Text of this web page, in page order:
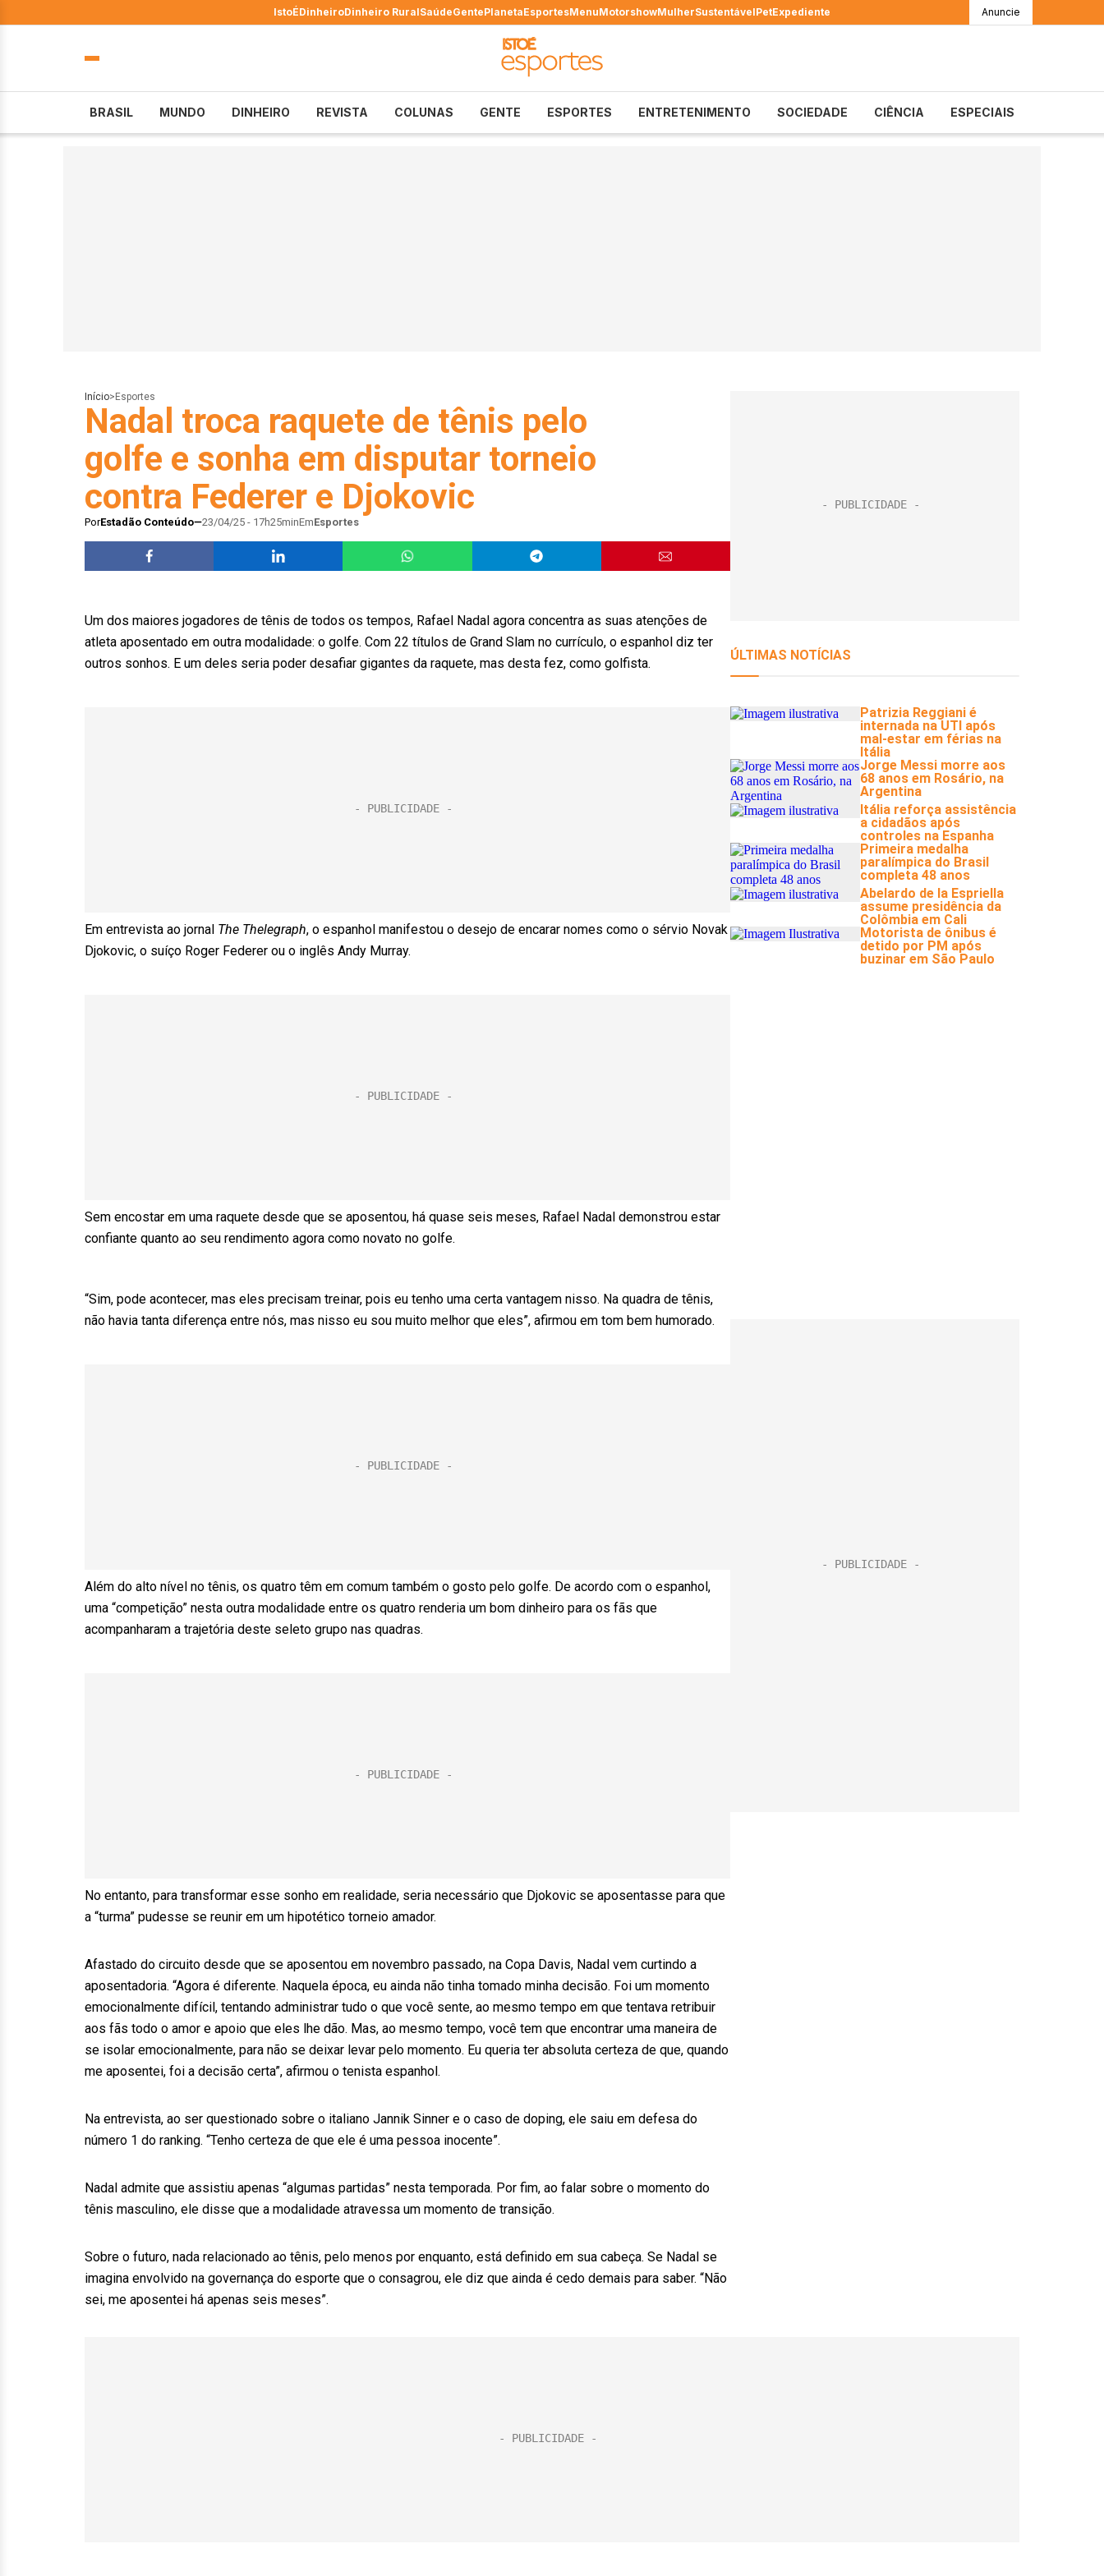
IstoÉDinheiroDinheiro RuralSaúdeGentePlanetaEsportesMenuMotorshowMulherSustentávelPetExpediente Anuncie
BRASIL MUNDO DINHEIRO REVISTA COLUNAS GENTE ESPORTES ENTRETENIMENTO SOCIEDADE CIÊNCIA ESPECIAIS
Início> Esportes
Nadal troca raquete de tênis pelo
golfe e sonha em disputar torneio
contra Federer e Djokovic
PorEstadão Conteúdo 23/04/25 - 17h25minEmEsportes
Um dos maiores jogadores de tênis de todos os tempos, Rafael Nadal agora concentra as suas atenções de
atleta aposentado em outra modalidade: o golfe. Com 22 títulos de Grand Slam no currículo, o espanhol diz ter
outros sonhos. E um deles seria poder desafiar gigantes da raquete, mas desta fez, como golfista.
Em entrevista ao jornal The Thelegraph, o espanhol manifestou o desejo de encarar nomes como o sérvio Novak
Djokovic, o suíço Roger Federer ou o inglês Andy Murray.
Sem encostar em uma raquete desde que se aposentou, há quase seis meses, Rafael Nadal demonstrou estar
confiante quanto ao seu rendimento agora como novato no golfe.
“Sim, pode acontecer, mas eles precisam treinar, pois eu tenho uma certa vantagem nisso. Na quadra de tênis,
não havia tanta diferença entre nós, mas nisso eu sou muito melhor que eles”, afirmou em tom bem humorado.
Além do alto nível no tênis, os quatro têm em comum também o gosto pelo golfe. De acordo com o espanhol,
uma “competição” nesta outra modalidade entre os quatro renderia um bom dinheiro para os fãs que
acompanharam a trajetória deste seleto grupo nas quadras.
No entanto, para transformar esse sonho em realidade, seria necessário que Djokovic se aposentasse para que
a “turma” pudesse se reunir em um hipotético torneio amador.
Afastado do circuito desde que se aposentou em novembro passado, na Copa Davis, Nadal vem curtindo a
aposentadoria. “Agora é diferente. Naquela época, eu ainda não tinha tomado minha decisão. Foi um momento
emocionalmente difícil, tentando administrar tudo o que você sente, ao mesmo tempo em que tentava retribuir
aos fãs todo o amor e apoio que eles lhe dão. Mas, ao mesmo tempo, você tem que encontrar uma maneira de
se isolar emocionalmente, para não se deixar levar pelo momento. Eu queria ter absoluta certeza de que, quando
me aposentei, foi a decisão certa”, afirmou o tenista espanhol.
Na entrevista, ao ser questionado sobre o italiano Jannik Sinner e o caso de doping, ele saiu em defesa do
número 1 do ranking. “Tenho certeza de que ele é uma pessoa inocente”.
Nadal admite que assistiu apenas “algumas partidas” nesta temporada. Por fim, ao falar sobre o momento do
tênis masculino, ele disse que a modalidade atravessa um momento de transição.
Sobre o futuro, nada relacionado ao tênis, pelo menos por enquanto, está definido em sua cabeça. Se Nadal se
imagina envolvido na governança do esporte que o consagrou, ele diz que ainda é cedo demais para saber. “Não
sei, me aposentei há apenas seis meses”.